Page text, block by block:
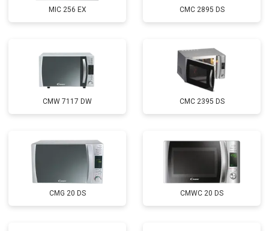
MIC 256 EX CMC 2895 DS
CMW 7117 DW CMC 2395 DS
CMG 20 DS CMWC 20 DS